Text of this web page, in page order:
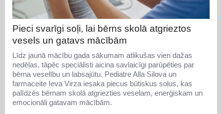
Pieci svarīgi soļi, lai bērns skolā atgrieztos
vesels un gatavs mācībām
Līdz jaunā mācību gada sākumam atlikušas vien dažas
nedēļas, tāpēc speciālisti aicina savlaicīgi parūpēties par
bērna veselību un labsajūtu. Pediatre Alla Silova un
farmaceite Ieva Virza iesaka piecus būtiskus soļus, kas
palīdzēs bērnam skolā atgriezties veselam, enerģiskam un
emocionāli gatavam mācībām.